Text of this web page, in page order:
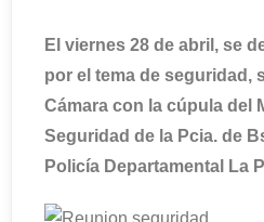
El viernes 28 de abril, se
por el tema de seguridad,
Cámara con la cúpula del
Seguridad de la Pcia. de
Policía Departamental La